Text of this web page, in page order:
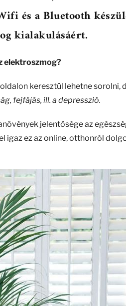
és a Bluetooth
kialakulásáért.
elektroszmog?
keresztül lehetne sorolni,
fejfájás, ill. a depresszió.
jelentősége az
igaz ez az online, otthonról